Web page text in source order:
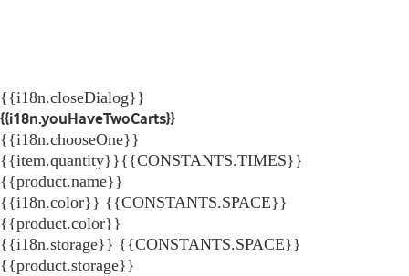
{{i18n.closeDialog}}
{{i18n.youHaveTwoCarts}}
{{i18n.chooseOne}}
{{item.quantity}}{{CONSTANTS.TIMES}}
{{product.name}}
{{i18n.color}} {{CONSTANTS.SPACE}}
{{product.color}}
{{i18n.storage}} {{CONSTANTS.SPACE}}
{{product.storage}}